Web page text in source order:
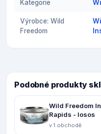
Kategorie
Výrobce: Wild
Freedom
Podobné produkty
Wild Freedom
Rapids - losos
v 1 obchodě